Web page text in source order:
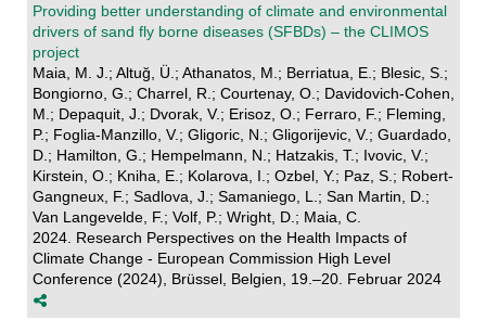
Providing better understanding of climate and environmental
drivers of sand fly borne diseases (SFBDs) – the CLIMOS
project
Maia, M. J.; Altuğ, Ü.; Athanatos, M.; Berriatua, E.; Blesic, S.;
Bongiorno, G.; Charrel, R.; Courtenay, O.; Davidovich-Cohen,
M.; Depaquit, J.; Dvorak, V.; Erisoz, O.; Ferraro, F.; Fleming,
P.; Foglia-Manzillo, V.; Gligoric, N.; Gligorijevic, V.; Guardado,
D.; Hamilton, G.; Hempelmann, N.; Hatzakis, T.; Ivovic, V.;
Kirstein, O.; Kniha, E.; Kolarova, I.; Ozbel, Y.; Paz, S.; Robert-
Gangneux, F.; Sadlova, J.; Samaniego, L.; San Martin, D.;
Van Langevelde, F.; Volf, P.; Wright, D.; Maia, C.
2024. Research Perspectives on the Health Impacts of
Climate Change - European Commission High Level
Conference (2024), Brüssel, Belgien, 19.–20. Februar 2024